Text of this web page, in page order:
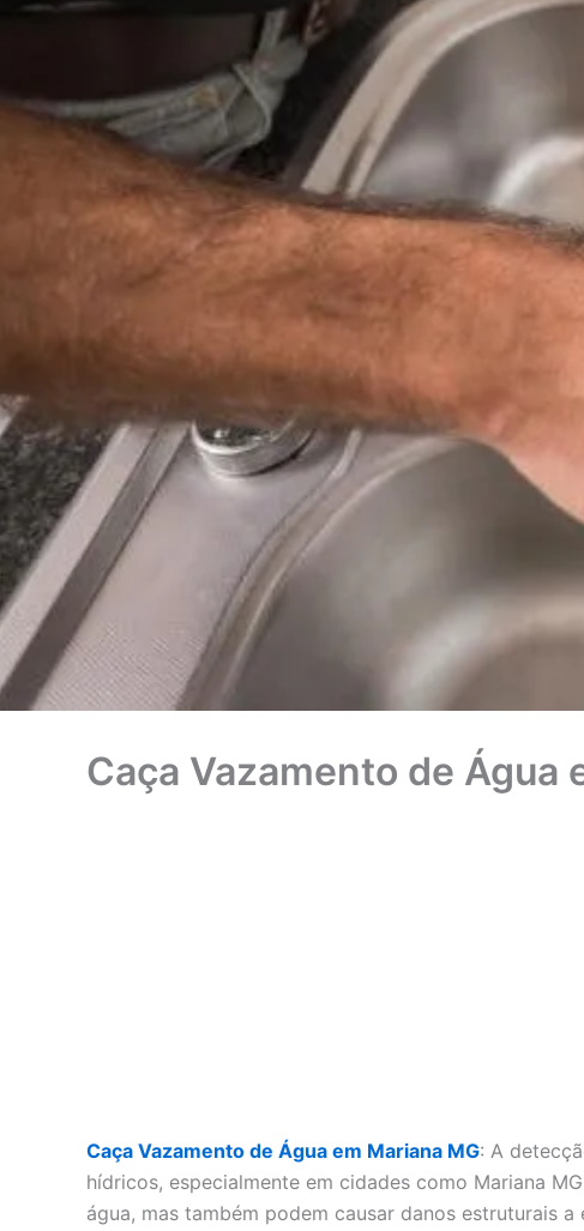
Caça Vazamento de Água
Caça Vazamento de Água em Mariana MG: A
hídricos, especialmente em cidades como Mariana
água, mas também podem causar danos estruturais